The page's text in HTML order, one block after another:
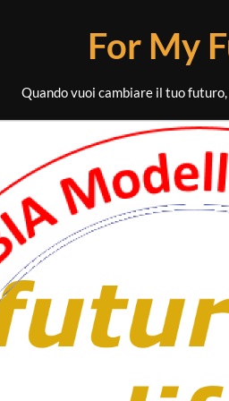
For My
Quando vuoi cambiare il tuo